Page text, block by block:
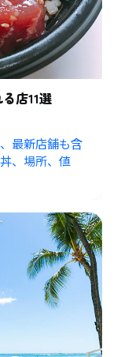
店11選
最新店舗も含
、場所、値